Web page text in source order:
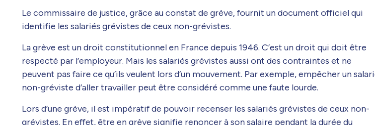
Le commissaire de justice, grâce au constat de grève, fournit un document officiel qui
identifie les salariés grévistes de ceux non-grévistes.
La grève est un droit constitutionnel en France depuis 1946. C’est un droit qui doit être
respecté par l’employeur. Mais les salariés grévistes aussi ont des contraintes et ne
peuvent pas faire ce qu’ils veulent lors d’un mouvement. Par exemple, empêcher un
non-gréviste d’aller travailler peut être considéré comme une faute lourde.
Lors d’une grève, il est impératif de pouvoir recenser les salariés grévistes de ceux non-
grévistes. En effet, être en grève signifie renoncer à son salaire pendant la durée du